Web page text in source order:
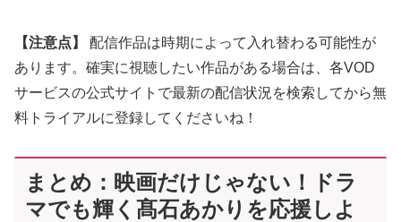
【注意点】
配信作品は時期によって入れ替わる可能性が
あります。確実に視聴したい作品がある場合は、各VOD
サービスの公式サイトで最新の配信状況を検索してから無
料トライアルに登録してくださいね！
まとめ：映画だけじゃない！ドラ
マでも輝く髙石あかりを応援しよ